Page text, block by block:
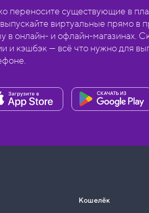
переносите существующие в
виртуальные прямо в
в онлайн- и офлайн-магазинах.
и кэшбэк — всё что нужно для
Кошелёк